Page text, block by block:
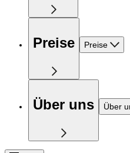
Preise Preise
Über uns Über